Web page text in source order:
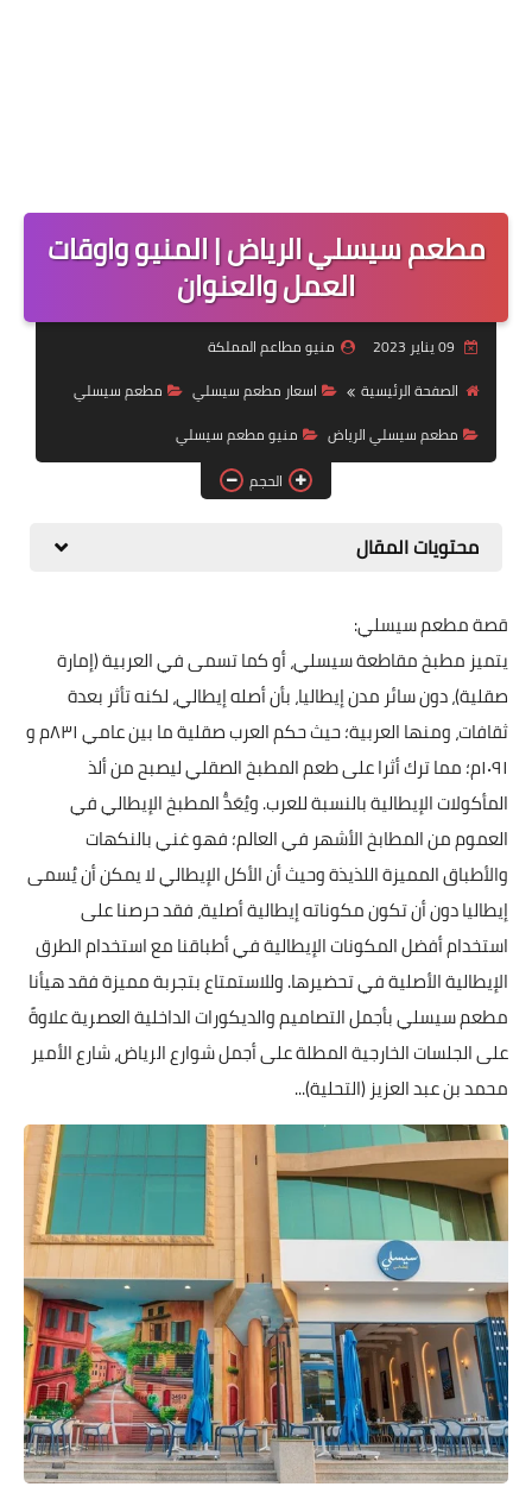
مطعم سيسلي الرياض | المنيو واوقات
العمل والعنوان
منيو مطاعم المملكة
الصفحة الرئيسية
اسعار مطعم سيسلي
مطعم سيسلي
مطعم سيسلي الرياض
منيو مطعم سيسلي
الحجم
محتويات المقال
قصة مطعم سيسلي:
يتميز مطبخ مقاطعة سيسلي، أو كما تسمى في العربية (إمارة
صقلية)، دون سائر مدن إيطاليا، بأن أصله إيطالي، لكنه تأثر بعدة
ثقافات، ومنها العربية؛ حيث حكم العرب صقلية ما بين عامي ٨٣١م و
۱۰۹۱م؛ مما ترك أثرا على طعم المطبخ الصقلي ليصبح من ألذ
المأكولات الإيطالية بالنسبة للعرب. ويُعَدُّ المطبخ الإيطالي في
العموم من المطابخ الأشهر في العالم؛ فهو غني بالنكهات
والأطباق المميزة اللذيذة وحيث أن الأكل الإيطالي لا يمكن أن يُسمى
إيطاليا دون أن تكون مكوناته إيطالية أصلية، فقد حرصنا على
استخدام أفضل المكونات الإيطالية في أطباقنا مع استخدام الطرق
الإيطالية الأصلية في تحضيرها. وللاستمتاع بتجربة مميزة فقد هيأنا
مطعم سيسلي بأجمل التصاميم والديكورات الداخلية العصرية علاوةً
على الجلسات الخارجية المطلة على أجمل شوارع الرياض، شارع الأمير
محمد بن عبد العزيز (التحلية)...